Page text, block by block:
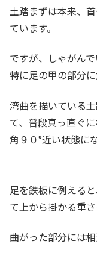
土踏まずは本来、
ています。
ですが、しゃがん
特に足の甲の部分
湾曲を描いている
て、普段真っ直ぐ
角９０°近い状態に
足を鉄板に例える
て上から掛かる重
曲がった部分には